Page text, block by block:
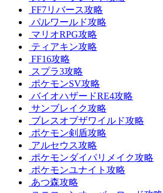
FF7リバース攻略
パルワールド攻略
マリオRPG攻略
ティアキン攻略
FF16攻略
スプラ3攻略
ポケモンSV攻略
バイオハザードRE4攻略
サンブレイク攻略
ブレスオブザワイルド攻略
ポケモン剣盾攻略
アルセウス攻略
ポケモンダイパリメイク攻略
ポケモンユナイト攻略
あつ森攻略